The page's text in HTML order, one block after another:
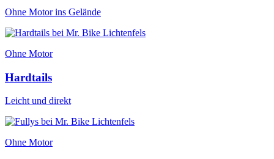
Ohne Motor ins Gelände
Ohne Motor
Hardtails
Leicht und direkt
Ohne Motor